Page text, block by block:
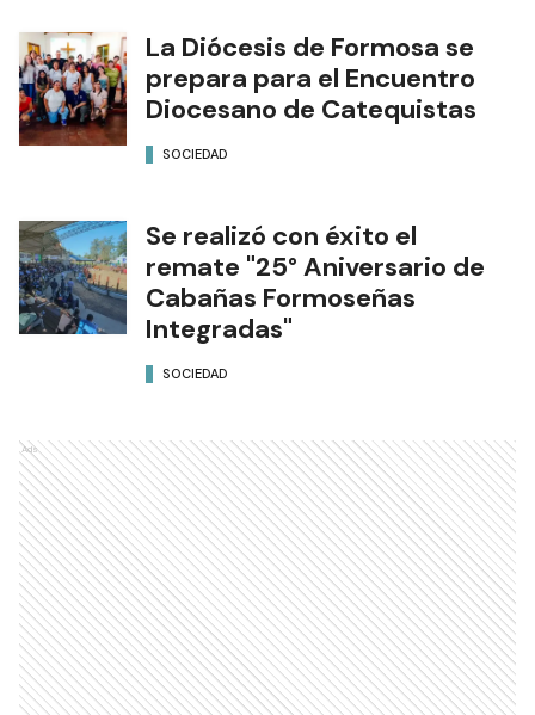
La Diócesis de Formosa se
prepara para el Encuentro
Diocesano de Catequistas
SOCIEDAD
Se realizó con éxito el
remate "25° Aniversario de
Cabañas Formoseñas
Integradas"
SOCIEDAD
Ads